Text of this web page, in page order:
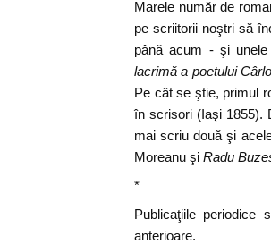
Marele număr de
pe scriitorii noştri să
până acum - şi
lacrimă a poetului
Pe cât se ştie, primul
în scrisori (Iaşi 1855).
mai scriu două şi
Moreanu şi Radu
*
Publicaţiile
anterioare.